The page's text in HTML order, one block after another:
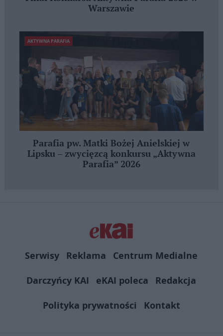
Warszawie
AKTYWNA PARAFIA
Parafia pw. Matki Bożej Anielskiej w
Lipsku – zwycięzcą konkursu „Aktywna
Parafia” 2026
Serwisy Reklama
Centrum Medialne
Darczyńcy KAI
eKAI poleca
Redakcja
Polityka prywatności
Kontakt